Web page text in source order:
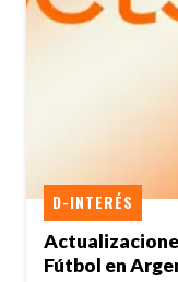
Fútbol en
D-INTERÉS